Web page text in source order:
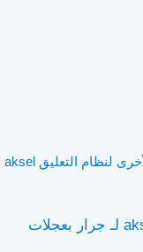
قطعة الغيار الأخرى لنظام التعليق aksel
قطعة الغيار الأخرى لنظام التعليق aksel hus لـ جرار بعجلات